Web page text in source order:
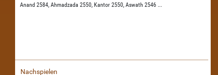
Anand 2584, Ahmadzada 2550, Kantor 2550, Aswath 2546 ...
Nachspielen